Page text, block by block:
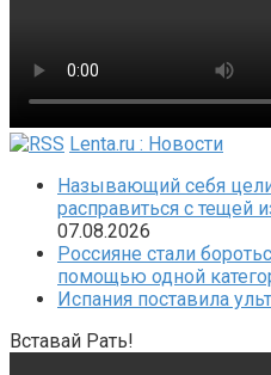
Lenta.ru : Новости
Называющий себя
расправиться с тещей
07.08.2026
Россияне стали
помощью одной
Испания поставила
Вставай Рать!